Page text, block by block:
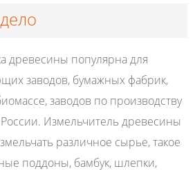
древесины популярна для
заводов, бумажных фабрик,
заводов по производству
Измельчитель древесины
различное сырье, такое
поддоны, бамбук, шлепки,